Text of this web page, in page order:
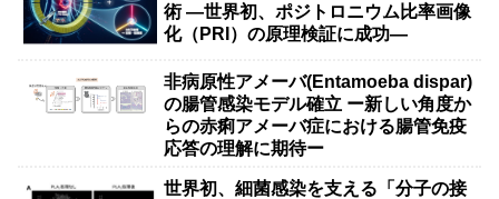
術 ―世界初、ポジトロニウム比率画像
化（PRI）の原理検証に成功―
非病原性アメーバ(Entamoeba dispar)
の腸管感染モデル確立 ー新しい角度か
らの赤痢アメーバ症における腸管免疫
応答の理解に期待ー
世界初、細菌感染を支える「分子の接